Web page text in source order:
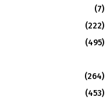
(7)
(222)
(495)
(264)
(453)